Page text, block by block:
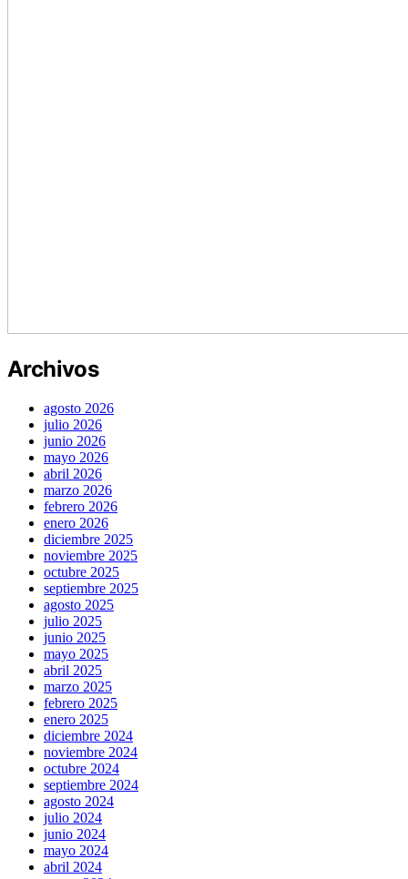
Archivos
agosto 2026
julio 2026
junio 2026
mayo 2026
abril 2026
marzo 2026
febrero 2026
enero 2026
diciembre 2025
noviembre 2025
octubre 2025
septiembre 2025
agosto 2025
julio 2025
junio 2025
mayo 2025
abril 2025
marzo 2025
febrero 2025
enero 2025
diciembre 2024
noviembre 2024
octubre 2024
septiembre 2024
agosto 2024
julio 2024
junio 2024
mayo 2024
abril 2024